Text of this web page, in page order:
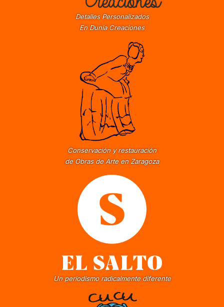
Detalles Personalizados
En Dunia Creaciones
Conservación y restauración
de Obras de Arte en Zaragoza
Un periodismo radicalmente diferente